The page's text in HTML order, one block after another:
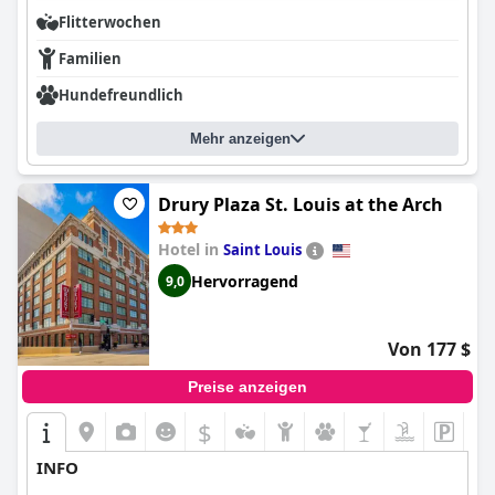
Flitterwochen
Familien
Hundefreundlich
Mehr anzeigen
Drury Plaza St. Louis at the Arch
Hotel in Saint Louis
9,0 Hervorragend
Von 177 $
Preise anzeigen
$
INFO